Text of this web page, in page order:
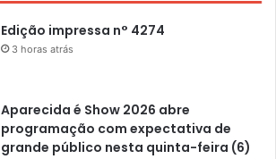
Edição impressa n° 4274
3 horas atrás
Aparecida é Show 2026 abre
programação com expectativa de
grande público nesta quinta-feira (6)